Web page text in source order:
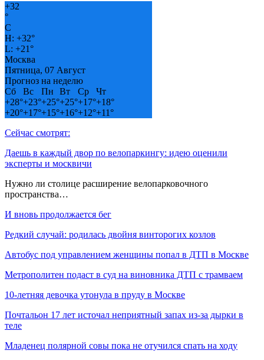
+32
°
C
H: +32°
L: +21°
Москва
Пятница, 07 Август
Прогноз на неделю
Сб
Вс Пн Вт Ср
Чт
+28°+23°+25°+25°+17°+18°
+20°+17°+15°+16°+12°+11°
Сейчас смотрят:
Даешь в каждый двор по велопаркингу: идею оценили
эксперты и москвичи
Нужно ли столице расширение велопарковочного
пространства…
И вновь продолжается бег
Редкий случай: родилась двойня винторогих козлов
Автобус под управлением женщины попал в ДТП в Москве
Метрополитен подаст в суд на виновника ДТП с трамваем
10-летняя девочка утонула в пруду в Москве
Почтальон 17 лет источал неприятный запах из-за дырки в
теле
Младенец полярной совы пока не отучился спать на ходу